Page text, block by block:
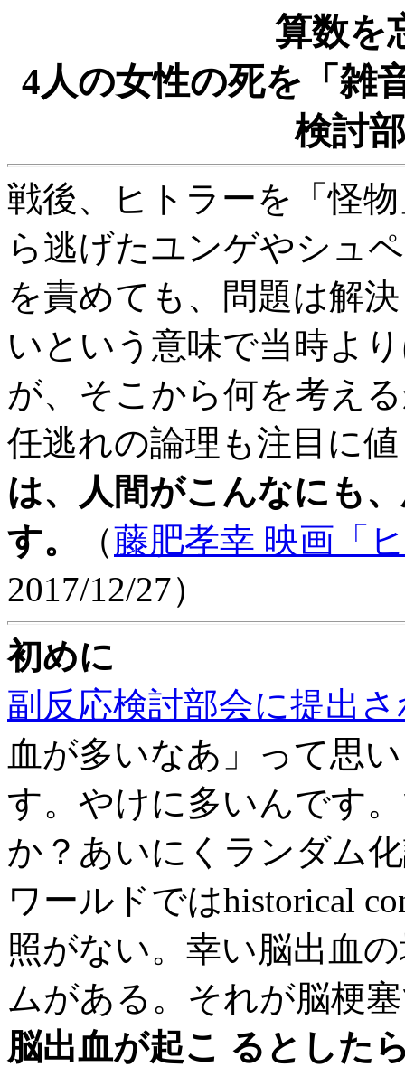
算数を
4人の女性の死を「雑
検討
戦後、ヒトラーを「怪
ら逃げたユンゲやシュ
を責めても、問題は解
いという意味で当時よ
が、そこから何を考え
任逃れの論理も注目に
は、人間がこんなにも
す。
（藤肥孝幸 映画「
2017/12/27）
初めに
副反応検討部会に提出
血が多いなあ」って思
す。やけに多いんです
か？あいにくランダム
ワールドではhistorical
照がない。幸い脳出血
ムがある。それが脳梗
脳出血が起こ るとした